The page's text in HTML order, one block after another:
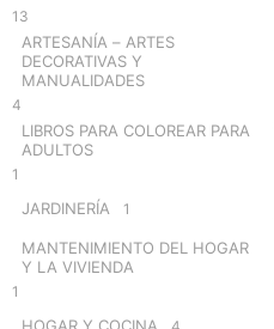
13
ARTESANÍA – ARTES
DECORATIVAS Y
MANUALIDADES
4
LIBROS PARA COLOREAR PARA
ADULTOS
1
JARDINERÍA 1
MANTENIMIENTO DEL HOGAR
Y LA VIVIENDA
1